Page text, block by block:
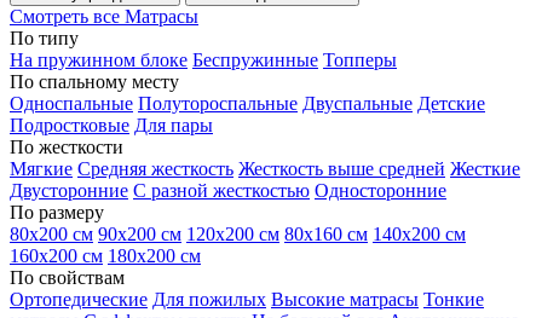
Смотреть все Матрасы
По типу
На пружинном блоке Беспружинные Топперы
По спальному месту
Односпальные Полутороспальные Двуспальные Детские
Подростковые Для пары
По жесткости
Мягкие Средняя жесткость Жесткость выше средней Жесткие
Двусторонние С разной жесткостью Односторонние
По размеру
80х200 см 90х200 см 120х200 см 80х160 см 140х200 см
160х200 см 180х200 см
По свойствам
Ортопедические Для пожилых Высокие матрасы Тонкие